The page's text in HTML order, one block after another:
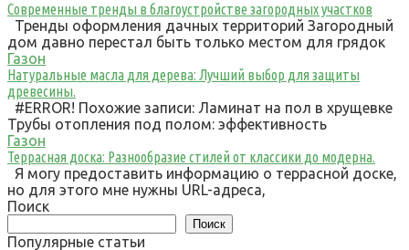
Современные тренды в благоустройстве загородных участков
Тренды оформления дачных территорий Загородный
дом давно перестал быть только местом для грядок
Газон
Натуральные масла для дерева: Лучший выбор для защиты
древесины.
#ERROR! Похожие записи: Ламинат на пол в хрущевке
Трубы отопления под полом: эффективность
Газон
Террасная доска: Разнообразие стилей от классики до модерна.
Я могу предоставить информацию о террасной доске,
но для этого мне нужны URL-адреса,
Поиск
Поиск
Популярные статьи